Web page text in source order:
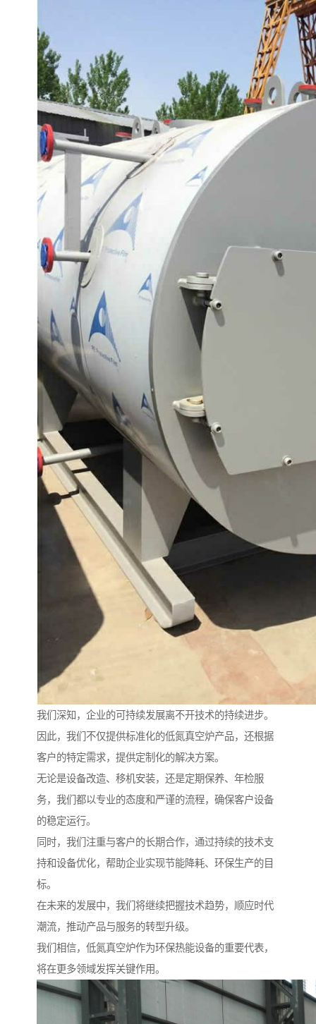
我们深知，企业的可持续发展离不开技术的持续进步。
因此，我们不仅提供标准化的低氮真空炉产品，还根据
客户的特定需求，提供定制化的解决方案。
无论是设备改造、移机安装，还是定期保养、年检服
务，我们都以专业的态度和严谨的流程，确保客户设备
的稳定运行。
同时，我们注重与客户的长期合作，通过持续的技术支
持和设备优化，帮助企业实现节能降耗、环保生产的目
标。
在未来的发展中，我们将继续把握技术趋势，顺应时代
潮流，推动产品与服务的转型升级。
我们相信，低氮真空炉作为环保热能设备的重要代表，
将在更多领域发挥关键作用。